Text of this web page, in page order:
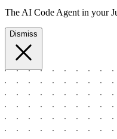
The AI Code Agent in your
Dismiss